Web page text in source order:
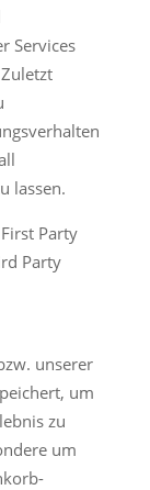
Services
lassen.
Party
Party
unserer
um
zu
um